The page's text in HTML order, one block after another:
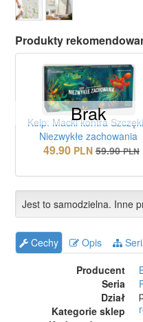
Produkty
Brak
Kelp: Macki kontra
Niezwykłe zachowania
49.90 PLN 59.90 PLN
Jest to samodzielna. Inne
Cechy Opis
Producent
Seria
Dział
Kategorie sklep